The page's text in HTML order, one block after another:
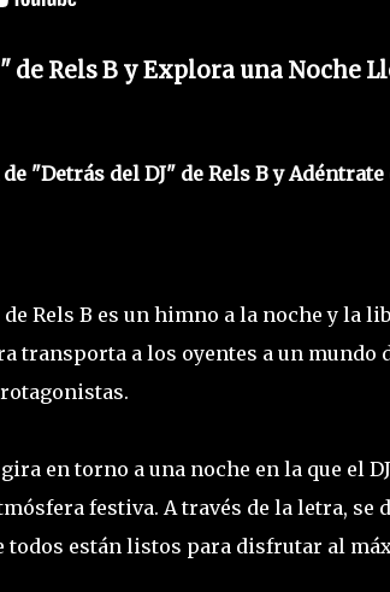
de Rels B y Explora una Noche
"Detrás del DJ" de Rels B y
Rels B es un himno a la noche y la
transporta a los oyentes a un mundo
en torno a una noche en la que el
festiva. A través de la letra, se
todos están listos para disfrutar al